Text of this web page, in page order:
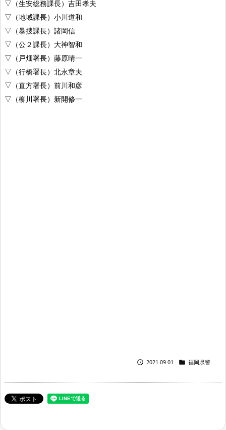
▽（生安総務課長）吉田孝夫
▽（地域課長）小川道和
▽（暴捜課長）諸岡信
▽（公２課長）大神智和
▽（戸畑署長）藤原晴一
▽（行橋署長）北永章夫
▽（直方署長）前川和彦
▽（柳川署長）新開修一
 2021-09-01  福岡県警